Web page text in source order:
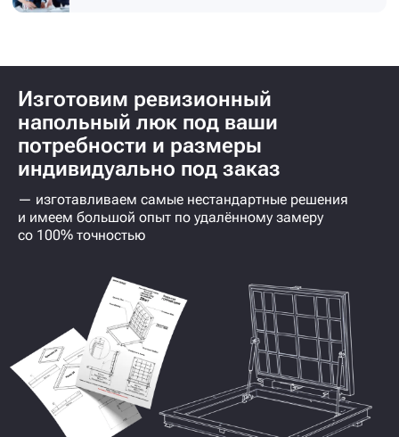
Изготовим ревизионный
напольный люк под ваши
потребности и размеры
индивидуально под заказ
— изготавливаем самые нестандартные решения
и имеем большой опыт по удалённому замеру
со 100% точностью